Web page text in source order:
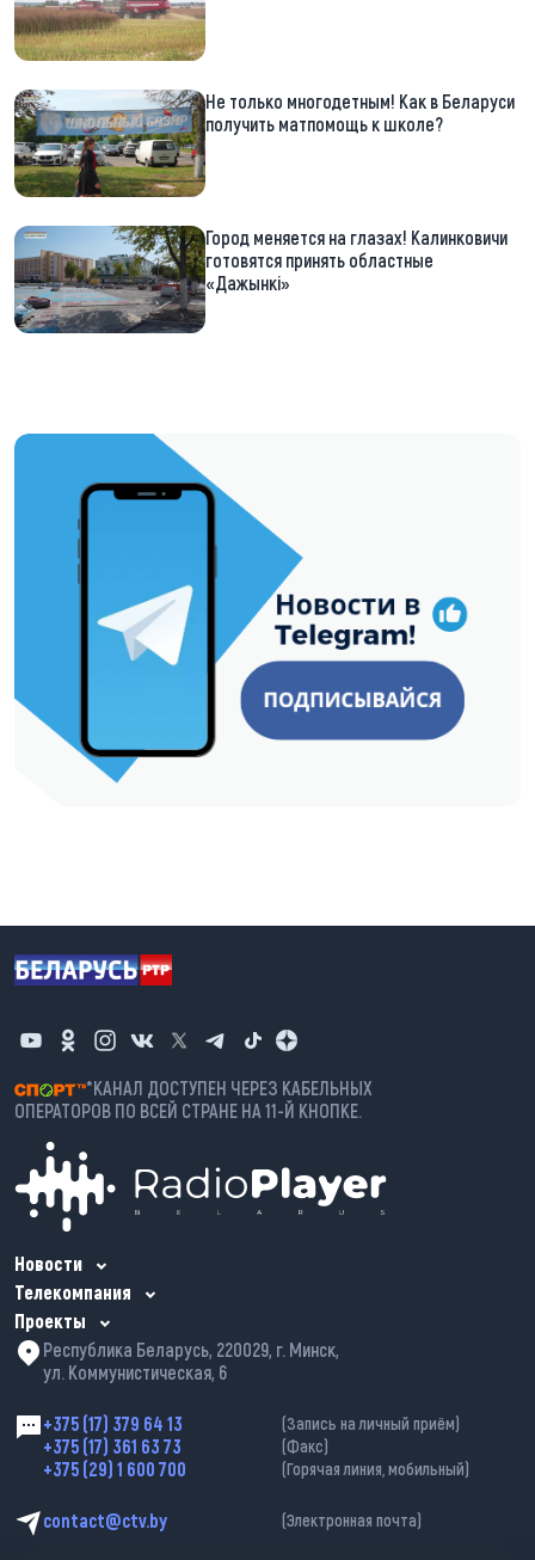
Не только многодетным! Как в Беларуси
получить матпомощь к школе?
Город меняется на глазах! Калинковичи
готовятся принять областные
«Дажынкі»
https://t.me/minskctvby
*КАНАЛ ДОСТУПЕН ЧЕРЕЗ КАБЕЛЬНЫХ
ОПЕРАТОРОВ ПО ВСЕЙ СТРАНЕ НА 11-Й КНОПКЕ.
Новости
Телекомпания
Проекты
Республика Беларусь, 220029, г. Минск,
ул. Коммунистическая, 6
+375 (17) 379 64 13 (Запись на личный приём)
+375 (17) 361 63 73 (Факс)
+375 (29) 1 600 700 (Горячая линия, мобильный)
contact@ctv.by (Электронная почта)